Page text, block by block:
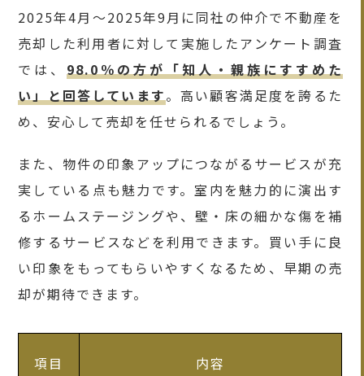
2025年4月〜2025年9月に同社の仲介で不動産を
売却した利用者に対して実施したアンケート調査
では、98.0％の方が「知人・親族にすすめた
い」と回答しています。高い顧客満足度を誇るた
め、安心して売却を任せられるでしょう。
また、物件の印象アップにつながるサービスが充
実している点も魅力です。室内を魅力的に演出す
るホームステージングや、壁・床の細かな傷を補
修するサービスなどを利用できます。買い手に良
い印象をもってもらいやすくなるため、早期の売
却が期待できます。
項目 内容